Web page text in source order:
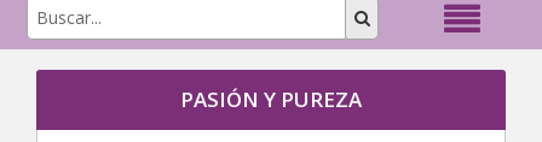
PASIÓN Y PUREZA